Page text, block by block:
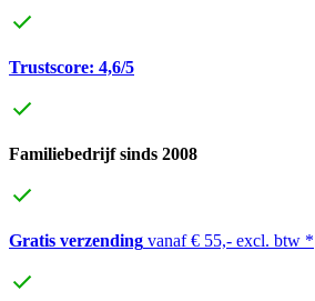
Trustscore: 4,6/5
Familiebedrijf sinds 2008
Gratis verzending vanaf € 55,- excl. btw *